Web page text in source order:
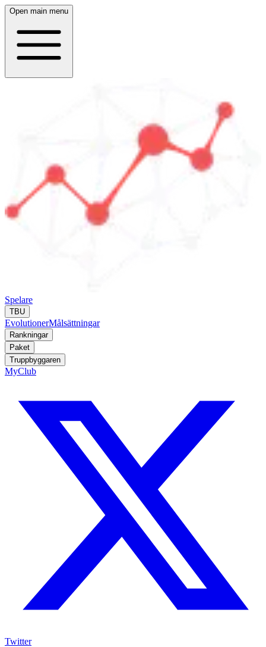
Open main menu
Spelare
TBU
EvolutionerMålsättningar
Rankningar
Paket
Truppbyggaren
MyClub
Twitter